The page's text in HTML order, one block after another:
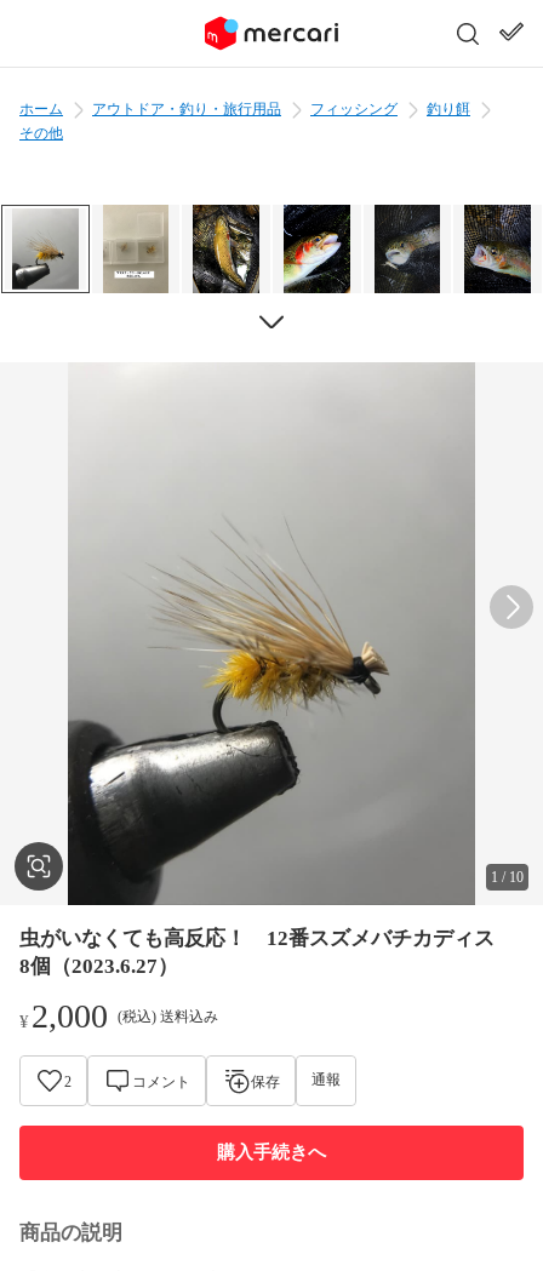
ホーム アウトドア・釣り・旅行用品 フィッシング
釣り餌
その他
1 / 10
虫がいなくても高反応！ 12番スズメバチカディス
8個（2023.6.27）
¥2,000 (税込) 送料込み
2 コメント 保存 通報
購入手続きへ
商品の説明